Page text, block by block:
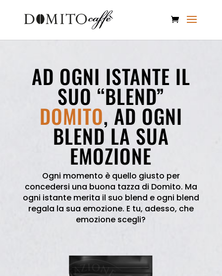
AD OGNI ISTANTE IL
SUO “BLEND”
DOMITO, AD OGNI
BLEND LA SUA
EMOZIONE
Ogni momento è quello giusto per
concedersi una buona tazza di Domito. Ma
ogni istante merita il suo blend e ogni blend
regala la sua emozione. E tu, adesso, che
emozione scegli?